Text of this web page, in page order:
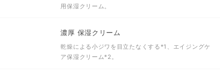
用保湿クリーム。
濃厚 保湿クリーム
乾燥による小ジワを目立たなくする *1
、エイジングケ
ア保湿クリーム *2 。